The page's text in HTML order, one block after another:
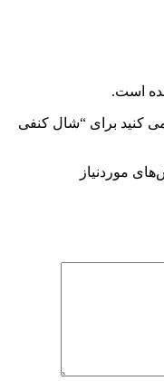
است.
کنید برای “شال کنفی
موردنیاز